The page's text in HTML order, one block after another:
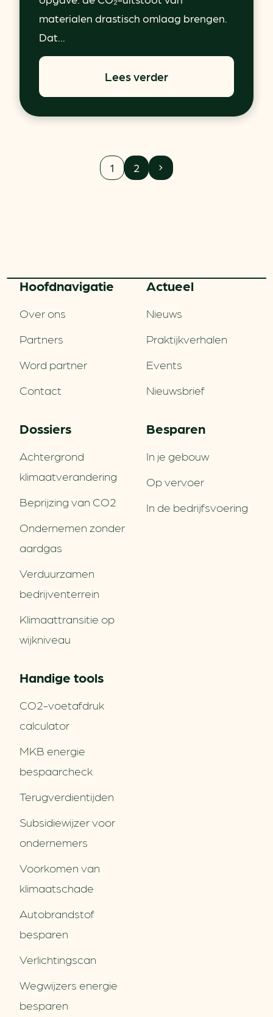
materialen drastisch omlaag brengen.
Dat...
Lees verder
1 2
Hoofd­navigatie
Over ons
Partners
Word partner
Contact
Actueel
Nieuws
Praktijkverhalen
Events
Nieuwsbrief
Dossiers
Achtergrond
klimaatverandering
Beprijzing van CO2
Ondernemen zonder
aardgas
Verduurzamen
bedrijventerrein
Klimaattransitie op
wijkniveau
Besparen
In je gebouw
Op vervoer
In de bedrijfsvoering
Handige tools
CO2-voetafdruk
calculator
MKB energie
bespaarcheck
Terugverdien­tijden
Subsidiewijzer voor
ondernemers
Voorkomen van
klimaatschade
Autobrandstof
besparen
Verlichtingscan
Wegwijzers energie
besparen